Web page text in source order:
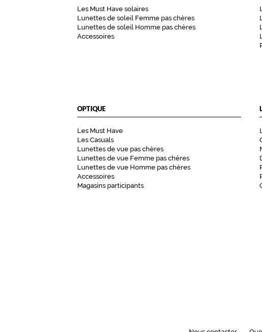
Les Must Have solaires
Lunettes de soleil Femme pas chères
Lunettes de soleil Homme pas chères
Accessoires
OPTIQUE
Les Must Have
Les Casuals
Lunettes de vue pas chères
Lunettes de vue Femme pas chères
Lunettes de vue Homme pas chères
Accessoires
Magasins participants